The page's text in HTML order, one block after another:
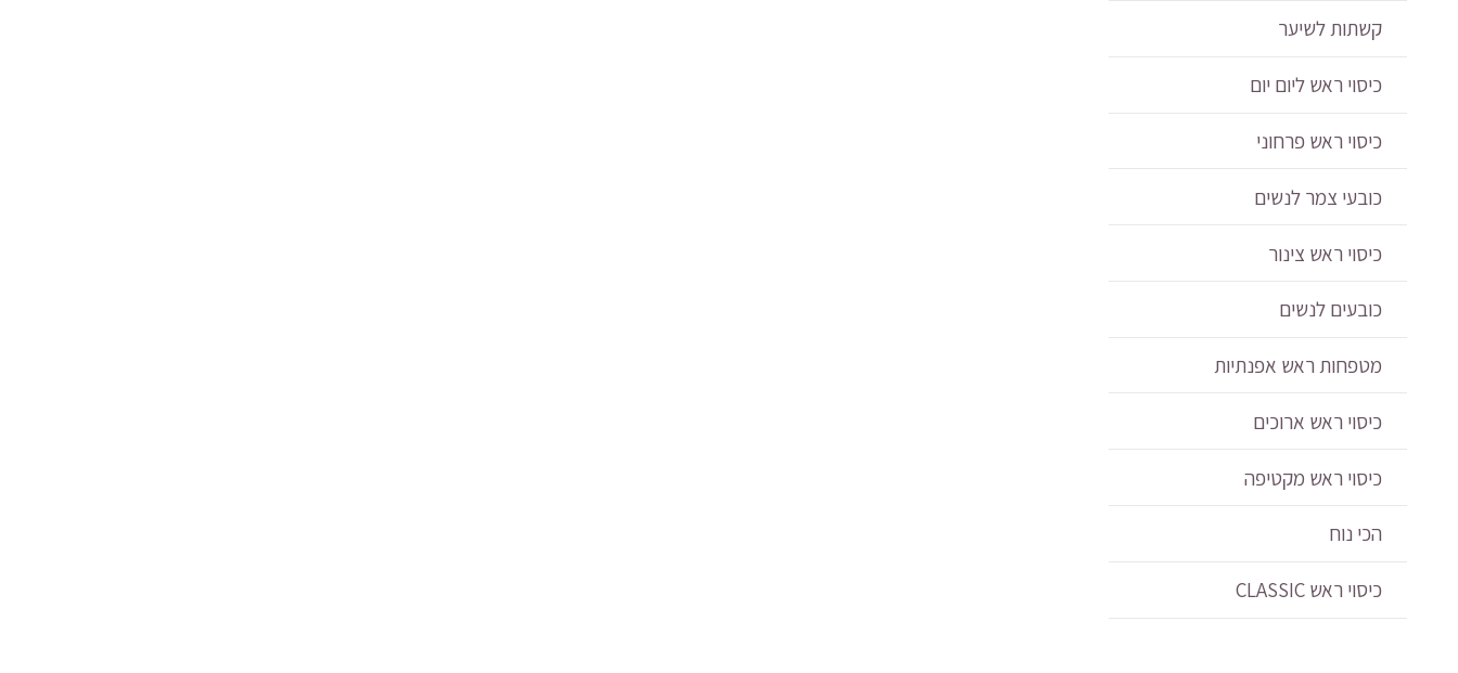
קשתות לשיער
כיסוי ראש ליום יום
כיסוי ראש פרחוני
כובעי צמר לנשים
כיסוי ראש צינור
כובעים לנשים
מטפחות ראש אפנתיות
כיסוי ראש ארוכים
כיסוי ראש מקטיפה
הכי נוח
כיסוי ראש CLASSIC